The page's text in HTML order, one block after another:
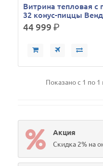
Витрина тепловая
32 конус-пиццы
44 999р.
Показано с 1 по 1
Акция
Скидка 2% на